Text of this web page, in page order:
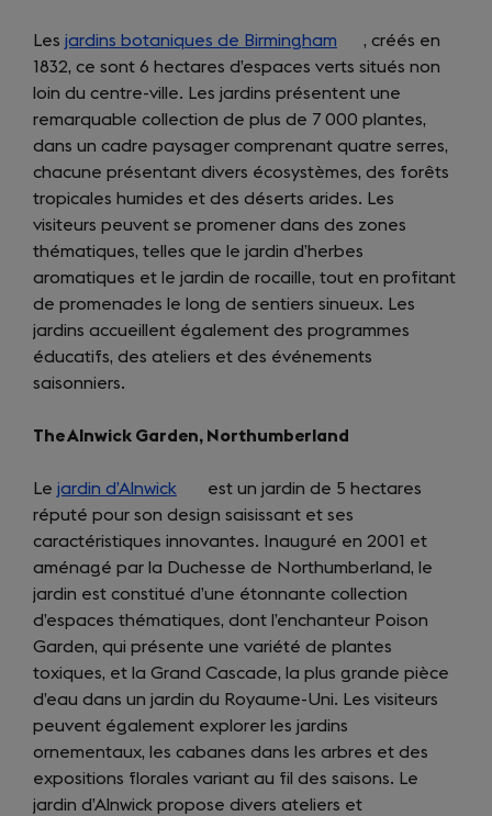
Les jardins botaniques de Birmingham (opens
in
a
new
tab)
, créés en
1832, ce sont 6 hectares d’espaces verts situés non
loin du centre-ville. Les jardins présentent une
remarquable collection de plus de 7 000 plantes,
dans un cadre paysager comprenant quatre serres,
chacune présentant divers écosystèmes, des forêts
tropicales humides et des déserts arides. Les
visiteurs peuvent se promener dans des zones
thématiques, telles que le jardin d’herbes
aromatiques et le jardin de rocaille, tout en profitant
de promenades le long de sentiers sinueux. Les
jardins accueillent également des programmes
éducatifs, des ateliers et des événements
saisonniers.
The Alnwick Garden, Northumberland
Le jardin d’Alnwick (opens
in
a
new
tab)
est un jardin de 5 hectares
réputé pour son design saisissant et ses
caractéristiques innovantes. Inauguré en 2001 et
aménagé par la Duchesse de Northumberland, le
jardin est constitué d’une étonnante collection
d’espaces thématiques, dont l’enchanteur Poison
Garden, qui présente une variété de plantes
toxiques, et la Grand Cascade, la plus grande pièce
d’eau dans un jardin du Royaume-Uni. Les visiteurs
peuvent également explorer les jardins
ornementaux, les cabanes dans les arbres et des
expositions florales variant au fil des saisons. Le
jardin d’Alnwick propose divers ateliers et